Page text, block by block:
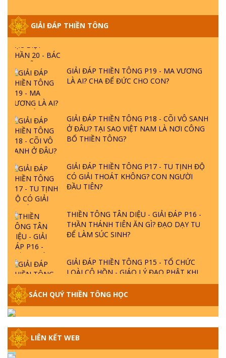
GIẢI ĐÁP THIỀN TÔNG
GIẢI ĐÁP THIỀN TÔNG ĐẶC BIỆT PHẦN 20
- BÁC NGUYỄN NHÂN LÀ AI? PHIỀN NÃO
DO ĐÂU MÀ CÓ?
GIẢI ĐÁP THIỀN TÔNG P19 - MA VƯƠNG
LÀ AI? CHA ĐỂ ĐỨC CHO CON?
GIẢI ĐÁP THIỀN TÔNG P18 - CÕI VÔ SANH
Ở ĐÂU? TẠI SAO VIỆT NAM LÀ NƠI CÔNG
BỐ THIỀN TÔNG?
GIẢI ĐÁP THIỀN TÔNG P17 - TU TỊNH ĐỘ
CÓ GIẢI THOÁT KHÔNG? CON NGƯỜI
ĐẦU TIÊN?
THIỀN TÔNG TÂN DIỆU - GIẢI ĐÁP P16 -
THẦN THÁNH TIÊN ĂN GÌ? ĐẠO DẠY TU
ĐỂ LÀM SÚC SINH?
GIẢI ĐÁP THIỀN TÔNG P15 - TỔ CHỨC
LOÀI CÔ HỒN - GIÁO LÝ ĐẠO PHẬT KHI
NÀO XUẤT BẢN
GIẢI ĐÁP THIỀN TÔNG ĐẶC BIỆT - P13 -
SÁCH QUÝ THIỀN TÔNG HỌC
LIÊN KẾT WEB